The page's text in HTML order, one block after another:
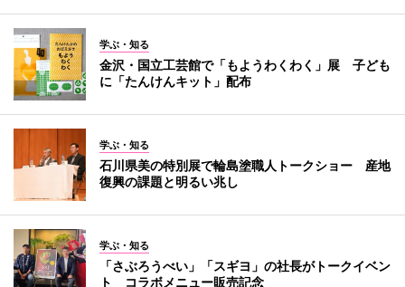
学ぶ・知る
金沢・国立工芸館で「もようわくわく」展 子ども
に「たんけんキット」配布
学ぶ・知る
石川県美の特別展で輪島塗職人トークショー 産地
復興の課題と明るい兆し
学ぶ・知る
「さぶろうべい」「スギヨ」の社長がトークイベン
ト コラボメニュー販売記念